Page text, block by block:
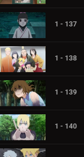
1 - 137
1 - 138
1 - 139
1 - 140